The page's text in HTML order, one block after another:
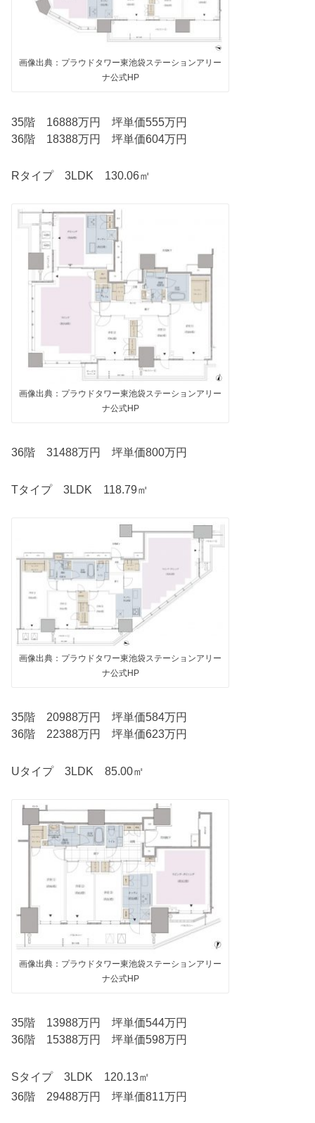
画像出典：プラウドタワー東池袋ステーションアリー
ナ公式HP
35階 16888万円 坪単価555万円
36階 18388万円 坪単価604万円
Rタイプ 3LDK 130.06㎡
画像出典：プラウドタワー東池袋ステーションアリー
ナ公式HP
36階 31488万円 坪単価800万円
Tタイプ 3LDK 118.79㎡
画像出典：プラウドタワー東池袋ステーションアリー
ナ公式HP
35階 20988万円 坪単価584万円
36階 22388万円 坪単価623万円
Uタイプ 3LDK 85.00㎡
画像出典：プラウドタワー東池袋ステーションアリー
ナ公式HP
35階 13988万円 坪単価544万円
36階 15388万円 坪単価598万円
Sタイプ 3LDK 120.13㎡
36階 29488万円 坪単価811万円